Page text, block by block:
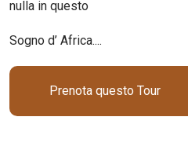
nulla in questo
Sogno d’ Africa....
Prenota questo Tour